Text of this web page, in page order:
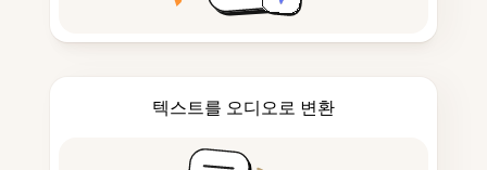
텍스트를 오디오로 변환